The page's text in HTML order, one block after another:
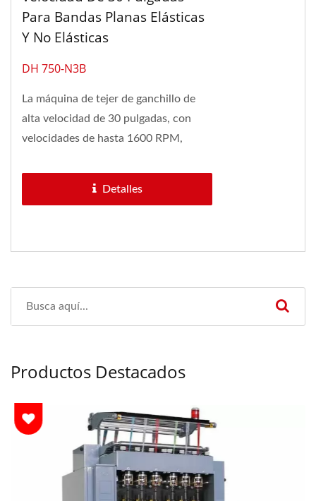
Para Bandas Planas Elásticas
Y No Elásticas
DH 750-N3B
La máquina de tejer de ganchillo de
alta velocidad de 30 pulgadas, con
velocidades de hasta 1600 RPM,
estrechas elásticas...
Detalles
Productos Destacados